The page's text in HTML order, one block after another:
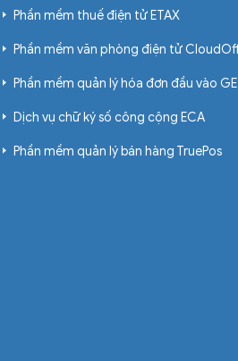
Phần mềm thuế điện tử ETAX
Phần mềm văn phòng điện tử
Phần mềm quản lý hóa đơn đầu vào
Dịch vụ chữ ký số công cộng ECA
Phần mềm quản lý bán hàng TruePos